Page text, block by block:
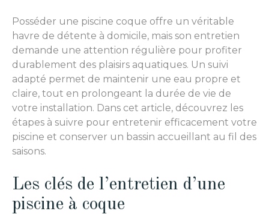
Posséder une piscine coque offre un véritable
havre de détente à domicile, mais son entretien
demande une attention régulière pour profiter
durablement des plaisirs aquatiques. Un suivi
adapté permet de maintenir une eau propre et
claire, tout en prolongeant la durée de vie de
votre installation. Dans cet article, découvrez les
étapes à suivre pour entretenir efficacement votre
piscine et conserver un bassin accueillant au fil des
saisons.
Les clés de l’entretien d’une
piscine à coque